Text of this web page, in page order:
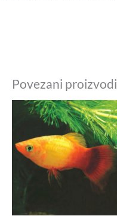
Povezani proizvodi